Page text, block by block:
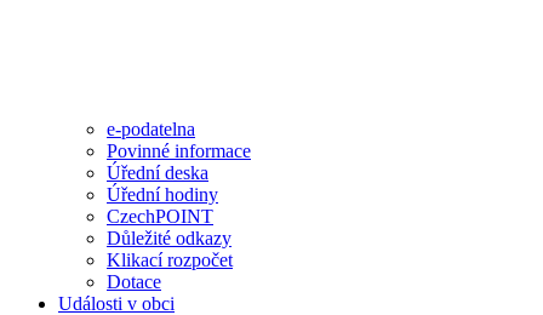
e-podatelna
Povinné informace
Úřední deska
Úřední hodiny
CzechPOINT
Důležité odkazy
Klikací rozpočet
Dotace
Události v obci